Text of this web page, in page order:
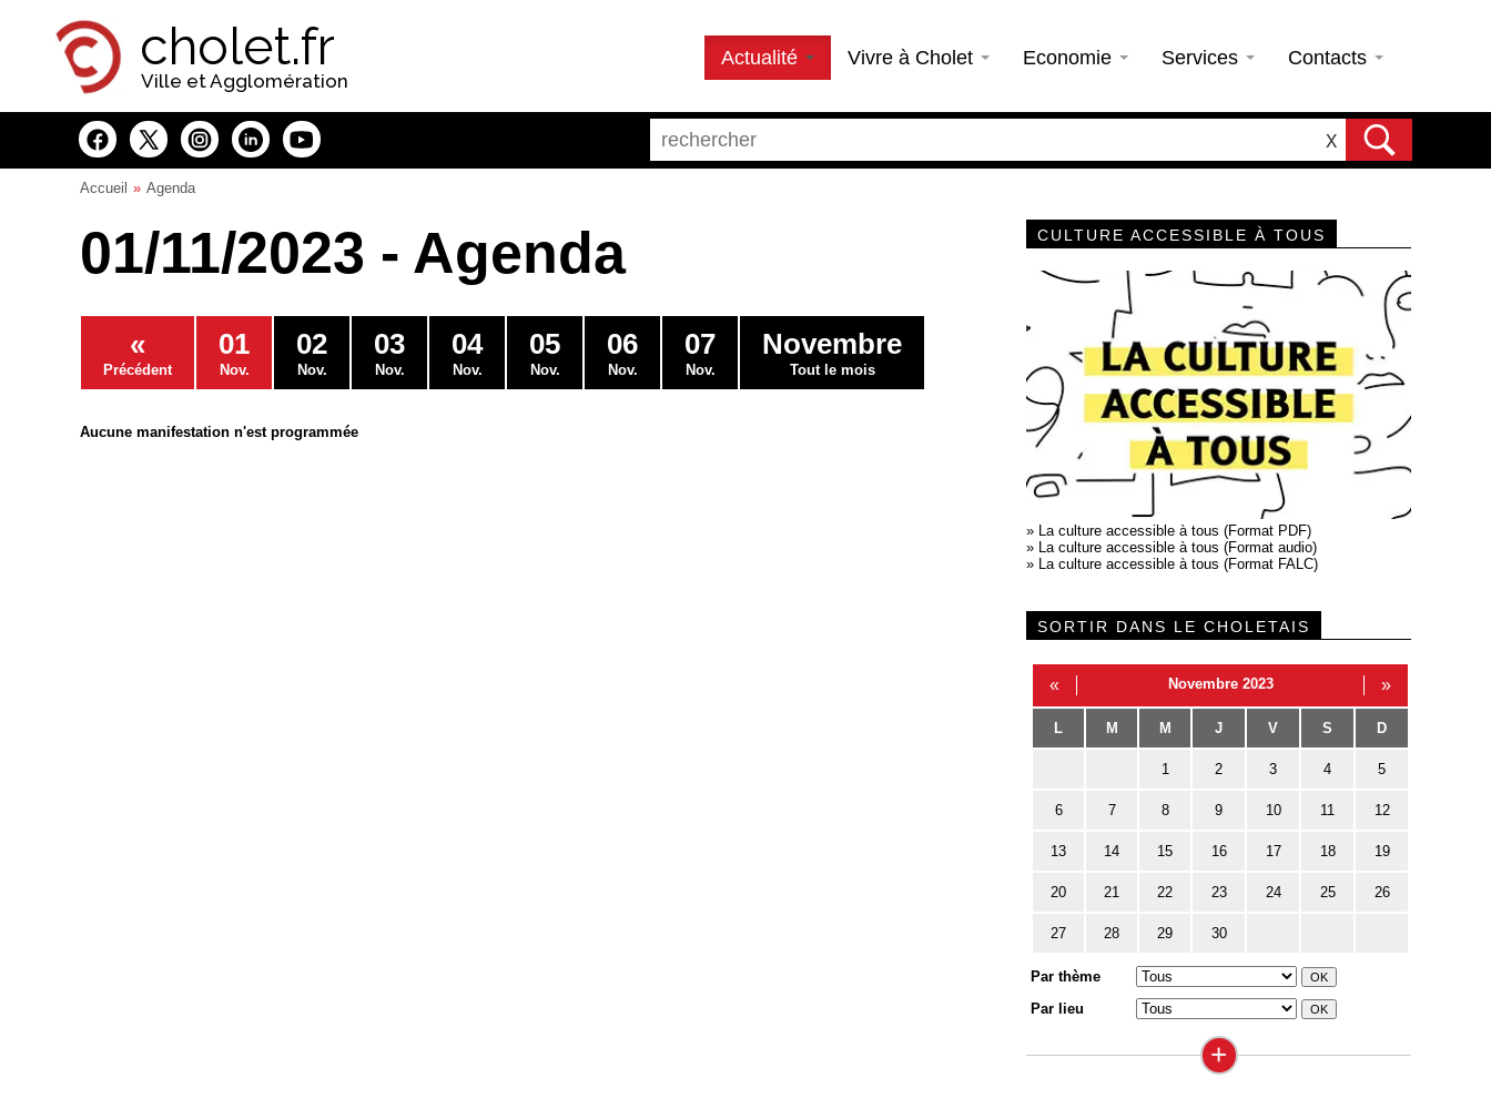
cholet.fr
Ville et Agglomération
Actualité Vivre à Cholet Economie Services Contacts
X
Accueil Agenda
01/11/2023 - Agenda
«
Précédent
01
Nov.
02
Nov.
03
Nov.
04
Nov.
05
Nov.
06
Nov.
07
Nov.
Novembre
Tout le mois
Aucune manifestation n'est programmée
CULTURE ACCESSIBLE À TOUS
» La culture accessible à tous (Format PDF)
» La culture accessible à tous (Format audio)
» La culture accessible à tous (Format FALC)
SORTIR DANS LE CHOLETAIS
« Novembre 2023 »
L M M J V S D
1 2 3 4 5
6 7 8 9 10 11 12
13 14 15 16 17 18 19
20 21 22 23 24 25 26
27 28 29 30
Par thème
Par lieu
+